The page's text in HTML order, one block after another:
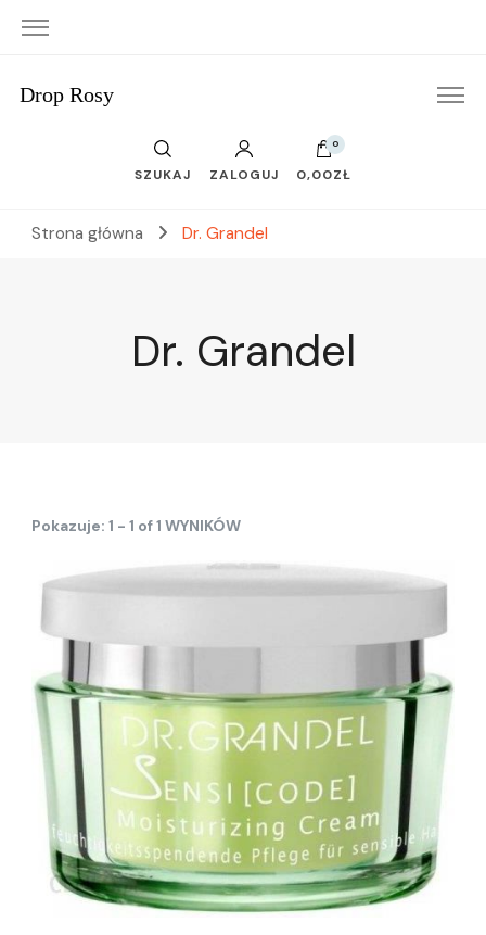
Drop Rosy
SZUKAJ ZALOGUJ
0
0,00ZŁ
Strona główna Dr. Grandel
Dr. Grandel
Pokazuje: 1 - 1 of 1 WYNIKÓW